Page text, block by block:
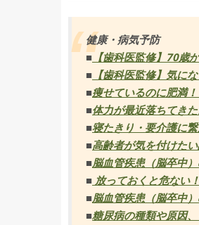
健康・病気予防
■ 【歯科医監修】70歳
■ 【歯科医監修】気に
■痩せているのに肥満
■体力が最近落ちてき
■寝たきり・要介護に
■高齢者が気を付けた
■脳血管疾患（脳卒中
■ 放っておくと危ない
■脳血管疾患（脳卒中
■糖尿病の種類や原因